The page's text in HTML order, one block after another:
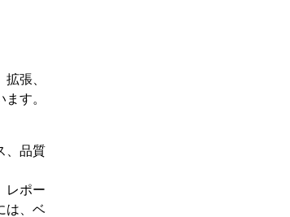
張、
す。
、品質
レポー
は、ベ